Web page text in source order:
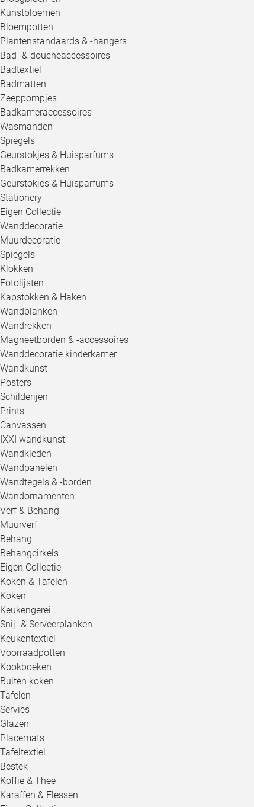
Kunstbloemen
Bloempotten
Plantenstandaards & -hangers
Bad- & doucheaccessoires
Badtextiel
Badmatten
Zeeppompjes
Badkameraccessoires
Wasmanden
Spiegels
Geurstokjes & Huisparfums
Badkamerrekken
Geurstokjes & Huisparfums
Stationery
Eigen Collectie
Wanddecoratie
Muurdecoratie
Spiegels
Klokken
Fotolijsten
Kapstokken & Haken
Wandplanken
Wandrekken
Magneetborden & -accessoires
Wanddecoratie kinderkamer
Wandkunst
Posters
Schilderijen
Prints
Canvassen
IXXI wandkunst
Wandkleden
Wandpanelen
Wandtegels & -borden
Wandornamenten
Verf & Behang
Muurverf
Behang
Behangcirkels
Eigen Collectie
Koken & Tafelen
Koken
Keukengerei
Snij- & Serveerplanken
Keukentextiel
Voorraadpotten
Kookboeken
Buiten koken
Tafelen
Servies
Glazen
Placemats
Tafeltextiel
Bestek
Koffie & Thee
Karaffen & Flessen